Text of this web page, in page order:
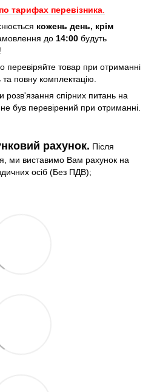
по тарифах перевізника
кожень день, крім
до 14:00 будуть
перевіряйте товар при отриманні
та повну комплектацію.
спірних питань на
був перевірений при отриманні.
рахунок. Після
ми виставимо Вам рахунок на
осіб (Без ПДВ);